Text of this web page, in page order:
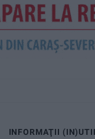
INFORMAŢII